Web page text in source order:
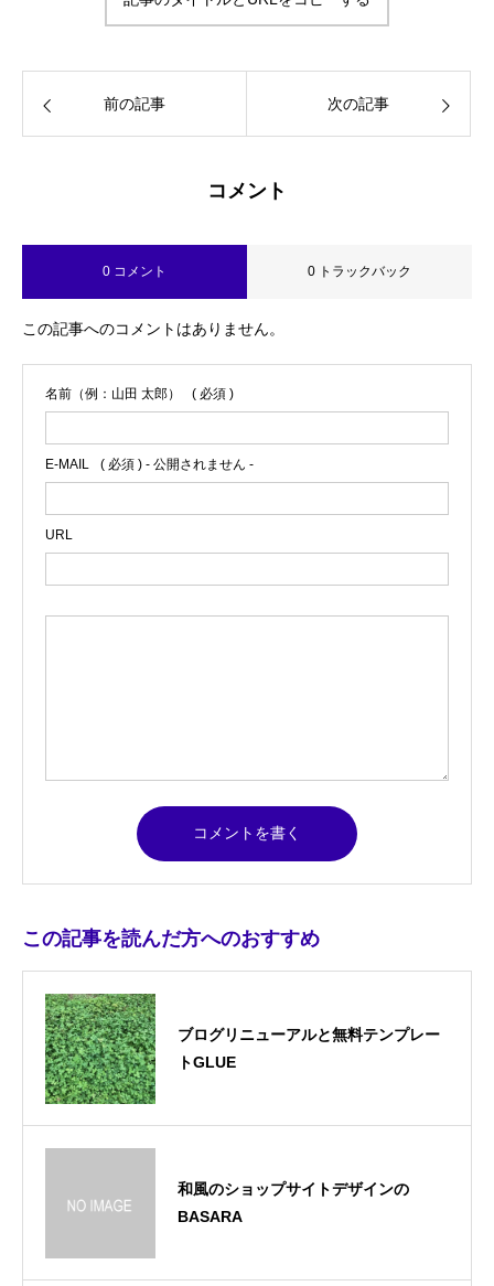
書・HSS型HSP気質・INFJ-T-O-C（外殻
字中毒
前の記事 次の記事
コメント
0 コメント 0 トラックバック
この記事へのコメントはありません。
名前（例：山田 太郎） ( 必須 )
E-MAIL ( 必須 ) - 公開されません -
URL
この記事を読んだ方へのおすすめ
ブログリニューアルと無料テンプレー
トGLUE
和風のショップサイトデザインの
BASARA